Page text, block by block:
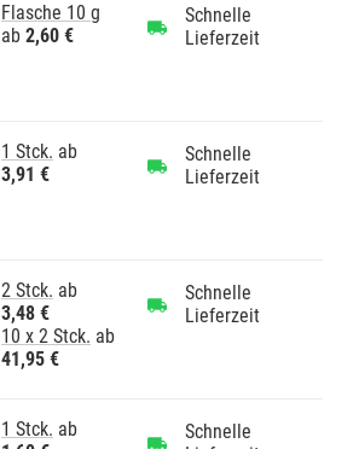
Flasche 10 g
ab 2,60 €
Schnelle
Lieferzeit
1 Stck. ab
3,91 €
Schnelle
Lieferzeit
2 Stck. ab
3,48 €
10 x 2 Stck. ab
41,95 €
Schnelle
Lieferzeit
1 Stck. ab
Schnelle